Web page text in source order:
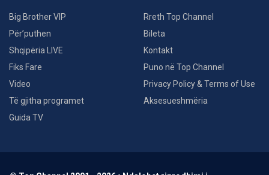
Big Brother VIP
Për’puthen
Shqipëria LIVE
Fiks Fare
Video
Të gjitha programet
Guida TV
Rreth Top Channel
Bileta
Kontakt
Puno në Top Channel
Privacy Policy & Terms of Use
Aksesueshmëria